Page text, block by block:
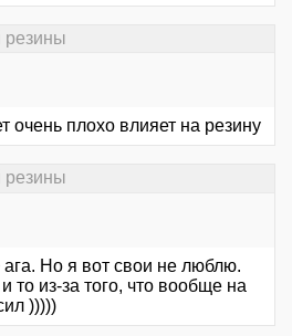
резины
очень плохо влияет на резину
резины
Но я вот свои не люблю.
то из-за того, что вообще на
)))))